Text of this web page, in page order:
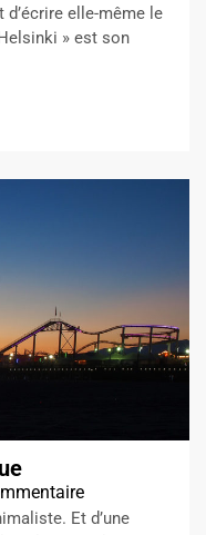
elle-même le
» est son
Et d’une